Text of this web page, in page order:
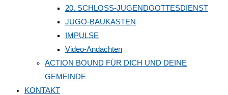
20. SCHLOSS-JUGENDGOTTESDIENST
JUGO-BAUKASTEN
IMPULSE
Video-Andachten
ACTION BOUND FÜR DICH UND DEINE
GEMEINDE
KONTAKT